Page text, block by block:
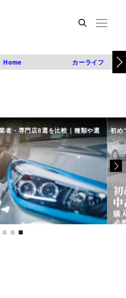
Home カーライフ
者・専門店8選を比較｜種類や選 初め